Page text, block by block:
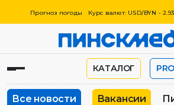
Прогноз погоды Курс валют: USD/BYN -
КАТАЛОГ
Все новости Вакансии